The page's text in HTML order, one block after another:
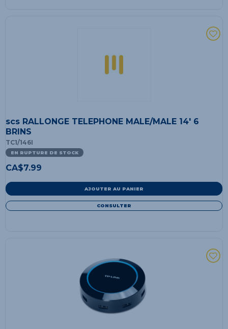
scs RALLONGE TELEPHONE MALE/MALE 14' 6
BRINS
TC1/146I
EN RUPTURE DE STOCK
CA$7.99
AJOUTER AU PANIER
CONSULTER